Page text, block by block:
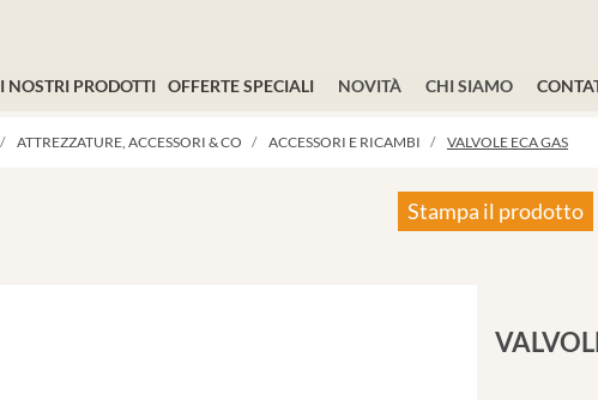
I NOSTRI PRODOTTI OFFERTE SPECIALI NOVITÀ CHI SIAMO
ATTREZZATURE, ACCESSORI & CO ACCESSORI E RICAMBI VALVOLE ECA GAS
Stampa il prodotto